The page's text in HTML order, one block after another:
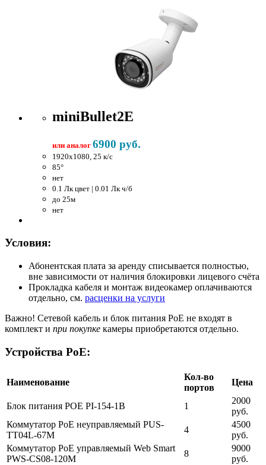
miniBullet2E
или аналог 6900 руб.
1920x1080, 25 к/c
85°
нет
0.1 Лк цвет | 0.01 Лк ч/б
до 25м
нет
Условия:
Абонентская плата за аренду списывается полностью,
вне зависимости от наличия блокировки лицевого счёта
Прокладка кабеля и монтаж видеокамер оплачиваются
отдельно, см. расценки на услуги
Важно! Сетевой кабель и блок питания PoE не входят в
комплект и при покупке камеры приобретаются отдельно.
Устройства PoE:
Наименование
Кол-во
портов
Цена
Блок питания POE PI-154-1B 1
2000
руб.
Коммутатор PoE неуправляемый PUS-
TT04L-67M
4
4500
руб.
Коммутатор PoE управляемый Web Smart
PWS-CS08-120M
8
9000
руб.